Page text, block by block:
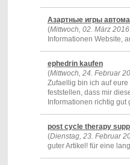
Азартные игры
(Mittwoch, 02. März
Informationen Website,
ephedrin kaufen
(Mittwoch, 24. Februar
Zufaellig bin ich auf
feststellen, dass mir
Informationen richtig gut
post cycle therapy
(Dienstag, 23. Februar
guter Artikel! für eine